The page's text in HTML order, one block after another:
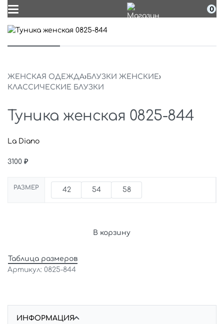
0
ЖЕНСКАЯ ОДЕЖДА›БЛУЗКИ ЖЕНСКИЕ›
КЛАССИЧЕСКИЕ БЛУЗКИ
Туника женская 0825-844
La Diano
3100 ₽
РАЗМЕР 42 54 58
В корзину
Таблица размеров
0825-844
ИНФОРМАЦИЯ